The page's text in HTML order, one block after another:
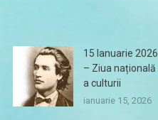
15 Ianuarie 2026
– Ziua națională
a culturii
ianuarie 15, 2026